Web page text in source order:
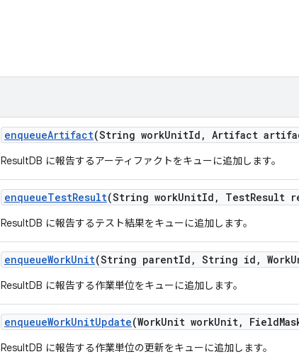
enqueueArtifact(String workUnitId , Artifact
ResultDB に報告するアーティファクトをキューに追加します。
enqueueTestResult(String workUnitId , TestResult
ResultDB に報告するテスト結果をキューに追加します。
enqueueWorkUnit(String parentId , String id , Work
ResultDB に報告する作業単位をキューに追加します。
enqueueWorkUnitUpdate(WorkUnit workUnit, Field
ResultDB に報告する作業単位の更新をキューに追加します。